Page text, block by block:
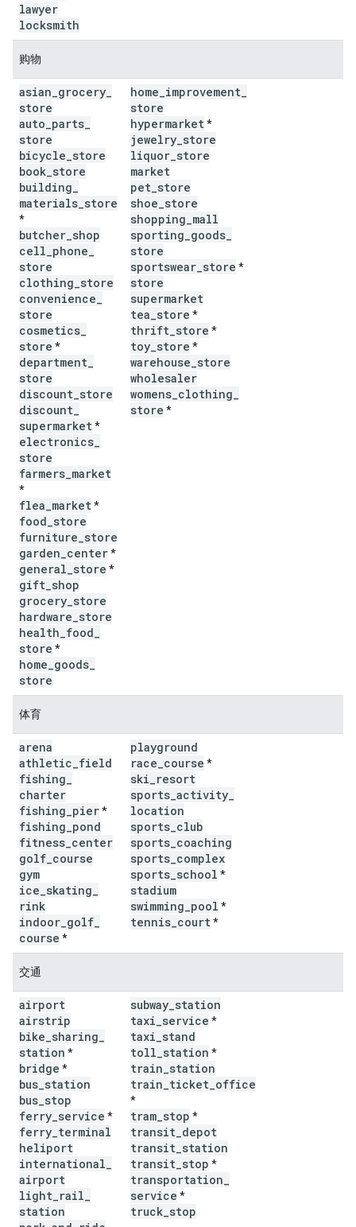
lawyer
locksmith
购物
asian grocery
store
auto parts
store
bicycle store
book store
building
materials store
*
butcher shop
cell phone
store
clothing store
convenience
store
cosmetics
store *
department
store
discount store
discount
supermarket*
electronics
store
farmers market
*
flea market*
food store
furniture store
garden center*
general store *
gift shop
grocery store
hardware store
health food
store *
home goods
store
home improvement
store
hypermarket*
jewelry store
liquor store
market
pet store
shoe store
shopping mall
sporting goods
store
sportswear store *
store
supermarket
tea store *
thrift store *
toy store *
warehouse store
wholesaler
womens clothing
store *
体育
arena
athletic field
fishing
charter
fishing pier*
fishing pond
fitness center
golf course
gym
ice skating
rink
indoor golf
course *
playground
race course *
ski resort
sports activity
location
sports club
sports coaching
sports complex
sports school *
stadium
swimming pool *
tennis court*
交通
airport
airstrip
bike sharing
station *
bridge *
bus station
bus stop
ferry service *
ferry terminal
heliport
international
airport
light rail
station
subway station
taxi service *
taxi stand
toll station *
train station
train ticket office
*
tram stop *
transit depot
transit station
transit stop *
transportation
service *
truck stop